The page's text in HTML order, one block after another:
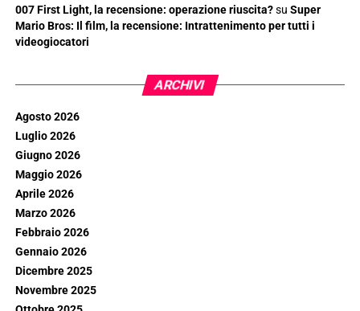
007 First Light, la recensione: operazione riuscita?su Super
Mario Bros: Il film, la recensione: Intrattenimento per tutti i
videogiocatori
ARCHIVI
Agosto 2026
Luglio 2026
Giugno 2026
Maggio 2026
Aprile 2026
Marzo 2026
Febbraio 2026
Gennaio 2026
Dicembre 2025
Novembre 2025